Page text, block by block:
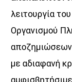
UPCOMING
λειτουργία
Οργανισµού
µε αδιαφανή